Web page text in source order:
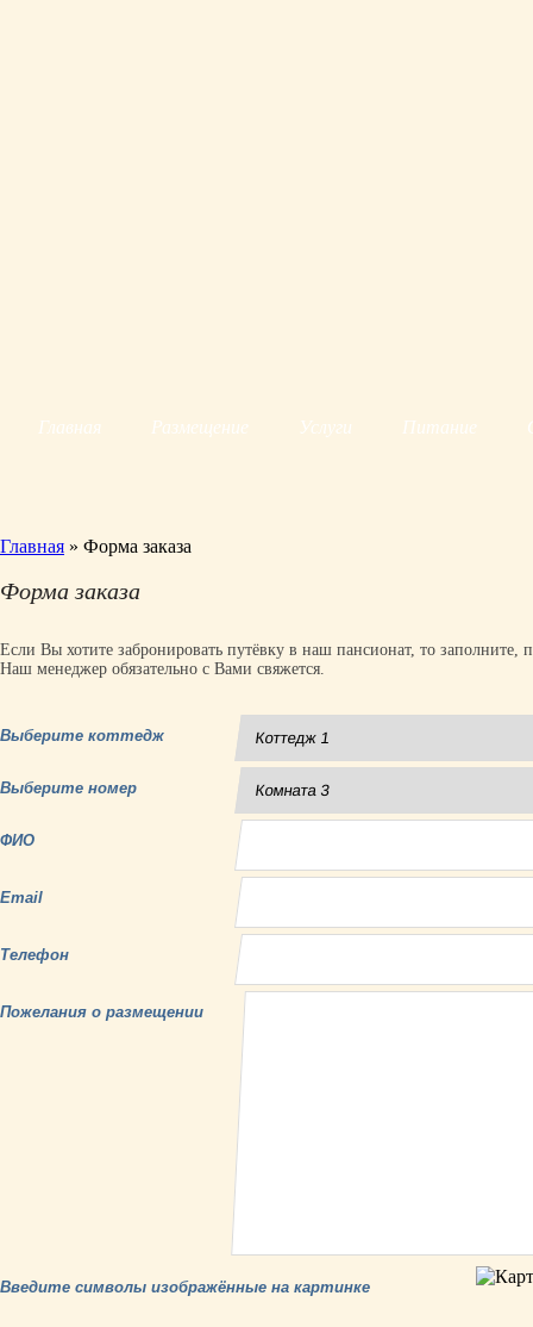
Главная Размещение Услуги Питание
Главная » Форма заказа
Форма заказа
Если Вы хотите забронировать путёвку в наш пансионат, то
Наш менеджер обязательно с Вами свяжется.
Выберите коттедж
Выберите номер
ФИО
Email
Телефон
Пожелания о размещении
Введите символы изображённые на картинке